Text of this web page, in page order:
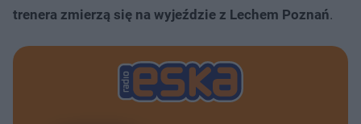
trenera zmierzą się na wyjeździe z Lechem Poznań.